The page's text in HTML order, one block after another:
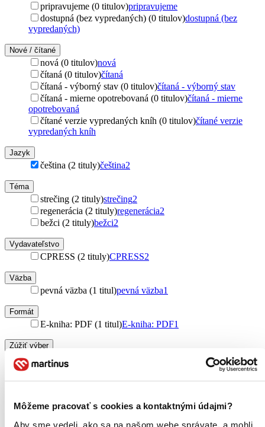
Môžeme pracovať s cookies a kontaktnými údajmi?
Aby sme vedeli, ako sa na našom webe správate, a mohli
pripravujeme (0 titulov)pripravujeme
dostupná (bez vypredaných) (0 titulov)dostupná (bez
vypredaných)
Nové / čítané
nová (0 titulov)nová
čítaná (0 titulov)čítaná
čítaná - výborný stav (0 titulov)čítaná - výborný stav
čítaná - mierne opotrebovaná (0 titulov)čítaná - mierne
opotrebovaná
čítané verzie vypredaných kníh (0 titulov)čítané verzie
vypredaných kníh
Jazyk
čeština (2 tituly)čeština2
Téma
strečing (2 tituly)strečing2
regenerácia (2 tituly)regenerácia2
bežci (2 tituly)bežci2
Vydavateľstvo
CPRESS (2 tituly)CPRESS2
Väzba
pevná väzba (1 titul)pevná väzba1
Formát
E-kniha: PDF (1 titul)E-kniha: PDF1
Zúžiť výber
Zoradiť